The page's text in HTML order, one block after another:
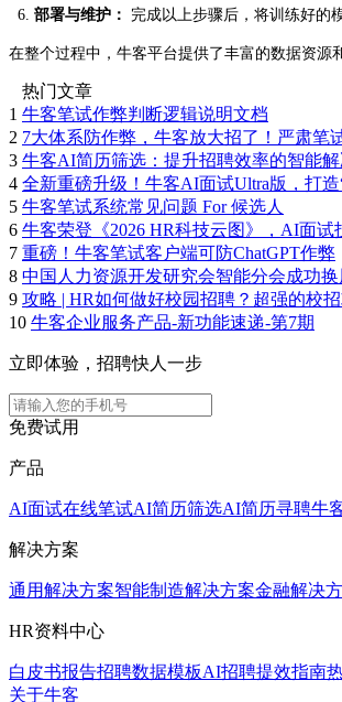
6. 部署与维护： 完成以上步骤后，将训练好的
在整个过程中，牛客平台提供了丰富的数据资源
热门文章
1 牛客笔试作弊判断逻辑说明文档
2 7大体系防作弊，牛客放大招了！严肃笔
3 牛客AI简历筛选：提升招聘效率的智能
4 全新重磅升级！牛客AI面试Ultra版，打造
5 牛客笔试系统常见问题 For 候选人
6 牛客荣登《2026 HR科技云图》，AI面试
7 重磅！牛客笔试客户端可防ChatGPT作弊
8 中国人力资源开发研究会智能分会成功
9 攻略 | HR如何做好校园招聘？超强的校
10 牛客企业服务产品-新功能速递-第7期
立即体验，招聘快人一步
免费试用
产品
AI面试在线笔试AI简历筛选AI简历寻聘牛
解决方案
通用解决方案智能制造解决方案金融解决
HR资料中心
白皮书报告招聘数据模板AI招聘提效指南
关于牛客